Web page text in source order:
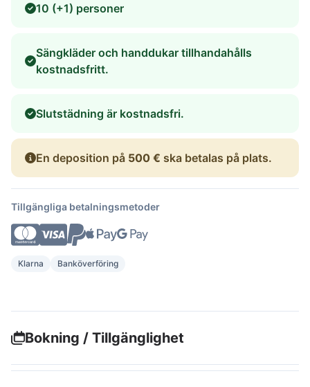
10 (+1) personer
Sängkläder och handdukar tillhandahålls
kostnadsfritt.
Slutstädning är kostnadsfri.
En deposition på 500 € ska betalas på plats.
Tillgängliga betalningsmetoder
Klarna Banköverföring
Bokning / Tillgänglighet